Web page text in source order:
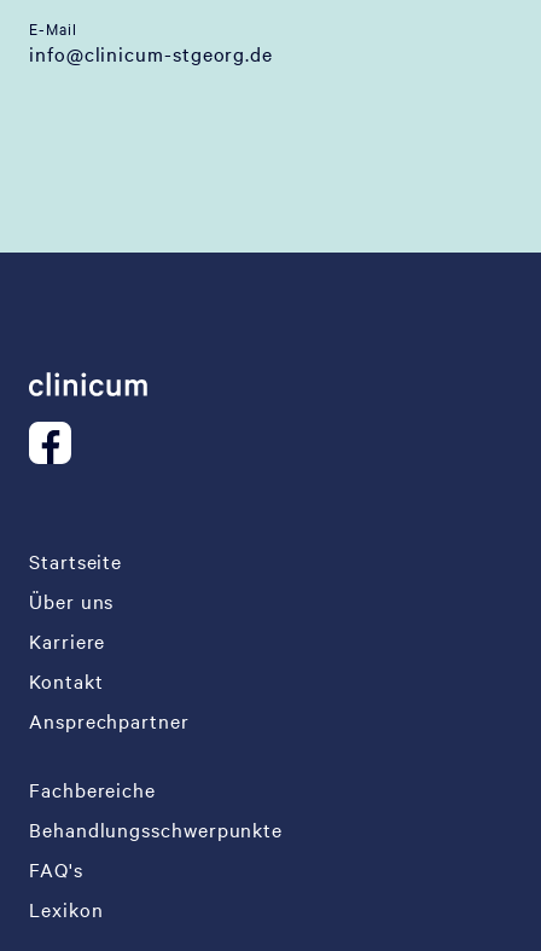
E-Mail
info@clinicum-stgeorg.de
Startseite
Über uns
Karriere
Kontakt
Ansprechpartner
Fachbereiche
Behandlungsschwerpunkte
FAQ's
Lexikon